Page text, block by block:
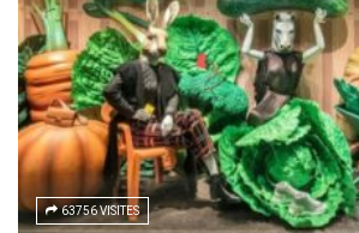
63756 VISITES